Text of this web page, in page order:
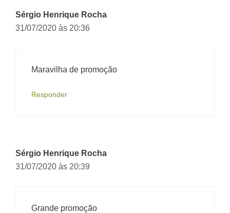
Sérgio Henrique Rocha
31/07/2020 às 20:36
Maravilha de promoção
Responder
Sérgio Henrique Rocha
31/07/2020 às 20:39
Grande promoção